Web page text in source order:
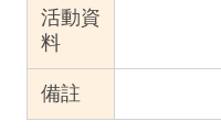
活動資
料
備註